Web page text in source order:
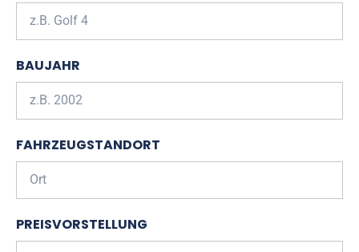
BAUJAHR
FAHRZEUGSTANDORT
PREISVORSTELLUNG